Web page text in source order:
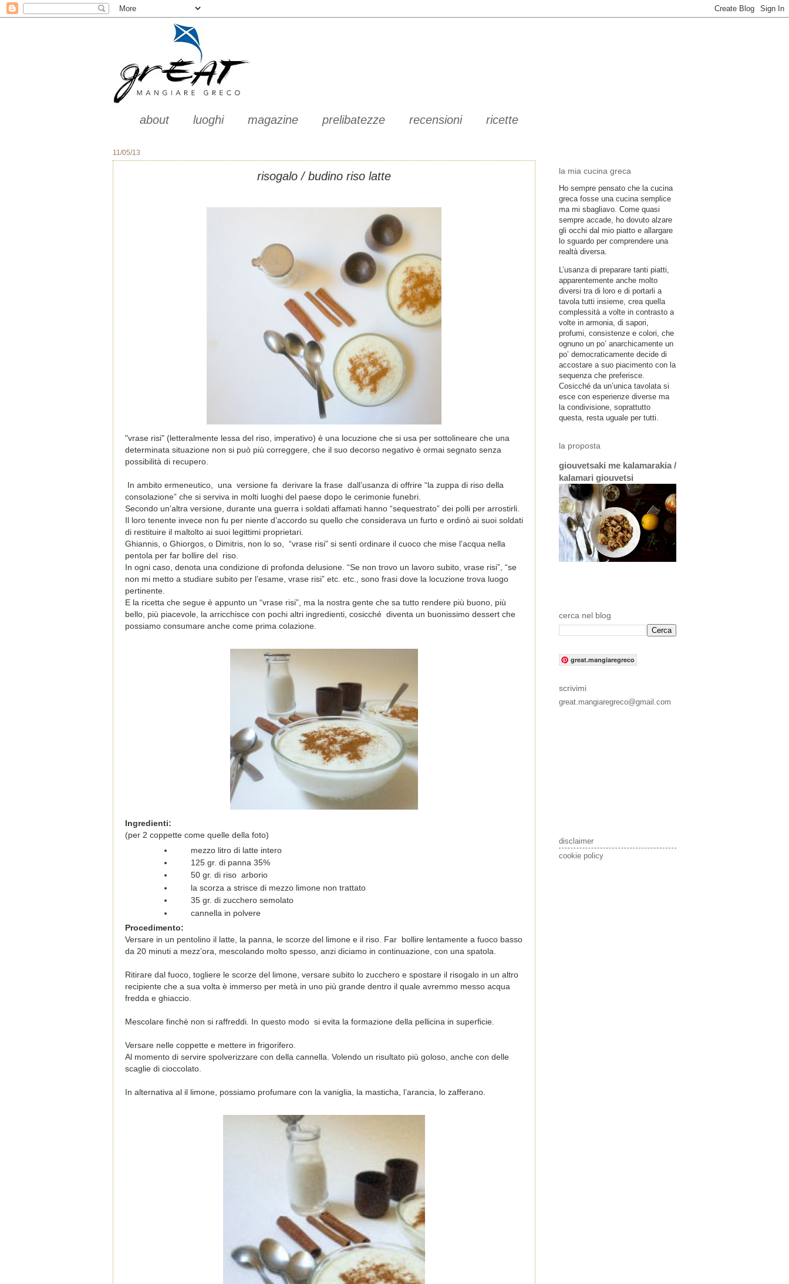
about luoghi magazine prelibatezze recensioni ricette
11/05/13
risogalo / budino riso latte
"vrase risi" (letteralmente lessa del riso, imperativo) è una locuzione che si usa per sottolineare che una
determinata situazione non si può più correggere, che il suo decorso negativo è ormai segnato senza
possibilità di recupero.
In ambito ermeneutico, una versione fa derivare la frase dall’usanza di offrire “la zuppa di riso della
consolazione” che si serviva in molti luoghi del paese dopo le cerimonie funebri.
Secondo un’altra versione, durante una guerra i soldati affamati hanno “sequestrato” dei polli per arrostirli.
Il loro tenente invece non fu per niente d’accordo su quello che considerava un furto e ordinò ai suoi soldati
di restituire il maltolto ai suoi legittimi proprietari.
Ghiannis, o Ghiorgos, o Dimitris, non lo so, “vrase risi” si sentì ordinare il cuoco che mise l’acqua nella
pentola per far bollire del riso.
In ogni caso, denota una condizione di profonda delusione. “Se non trovo un lavoro subito, vrase risi”, “se
non mi metto a studiare subito per l’esame, vrase risi” etc. etc., sono frasi dove la locuzione trova luogo
pertinente.
E la ricetta che segue è appunto un “vrase risi”, ma la nostra gente che sa tutto rendere più buono, più
bello, più piacevole, la arricchisce con pochi altri ingredienti, cosicché diventa un buonissimo dessert che
possiamo consumare anche come prima colazione.
Ingredienti:
(per 2 coppette come quelle della foto)
mezzo litro di latte intero
125 gr. di panna 35%
50 gr. di riso arborio
la scorza a strisce di mezzo limone non trattato
35 gr. di zucchero semolato
cannella in polvere
Procedimento:
Versare in un pentolino il latte, la panna, le scorze del limone e il riso. Far bollire lentamente a fuoco basso
da 20 minuti a mezz’ora, mescolando molto spesso, anzi diciamo in continuazione, con una spatola.
Ritirare dal fuoco, togliere le scorze del limone, versare subito lo zucchero e spostare il risogalo in un altro
recipiente che a sua volta è immerso per metà in uno più grande dentro il quale avremmo messo acqua
fredda e ghiaccio.
Mescolare finchè non si raffreddi. In questo modo si evita la formazione della pellicina in superficie.
Versare nelle coppette e mettere in frigorifero.
Al momento di servire spolverizzare con della cannella. Volendo un risultato più goloso, anche con delle
scaglie di cioccolato.
In alternativa al il limone, possiamo profumare con la vaniglia, la masticha, l’arancia, lo zafferano.
la mia cucina greca
Ho sempre pensato che la cucina
greca fosse una cucina semplice
ma mi sbagliavo. Come quasi
sempre accade, ho dovuto alzare
gli occhi dal mio piatto e allargare
lo sguardo per comprendere una
realtà diversa.
L’usanza di preparare tanti piatti,
apparentemente anche molto
diversi tra di loro e di portarli a
tavola tutti insieme, crea quella
complessità a volte in contrasto a
volte in armonia, di sapori,
profumi, consistenze e colori, che
ognuno un po’ anarchicamente un
po’ democraticamente decide di
accostare a suo piacimento con la
sequenza che preferisce.
Cosicché da un’unica tavolata si
esce con esperienze diverse ma
la condivisione, soprattutto
questa, resta uguale per tutti.
la proposta
giouvetsaki me kalamarakia /
kalamari giouvetsi
cerca nel blog
great.mangiaregreco
scrivimi
great.mangiaregreco@gmail.com
disclaimer
cookie policy